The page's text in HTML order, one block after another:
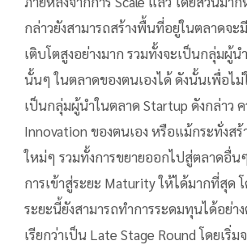
กล่าวยังสามารถสร้างพื้นที่อยู่ในตลาดจะ
เติบโตสูงอย่างมาก รวมทั้งจะเป็นกลุ่มผู้
นั้นๆ ในตลาดของตนเองได้ ดังนั้นเพื่อไ
เป็นกลุ่มผู้นำในตลาด Startup ดังกล่าว
Innovation ของตนเอง หรือแม้กระทั่งสร้
ใหม่ๆ รวมทั้งการขยายออกไปสู่ตลาดอื่น
การเข้าสู่ระยะ Maturity ให้ได้มากที่สุด
ระยะนี้ยังสามารถทำการระดมทุนได้อย่า
เรียกว่าเป็น Late Stage Round โดยเริ่ม